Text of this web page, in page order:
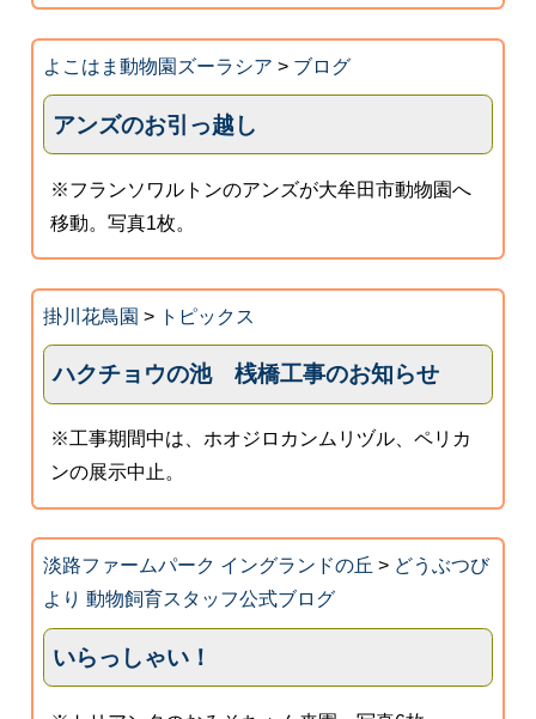
よこはま動物園ズーラシア > ブログ
アンズのお引っ越し
※フランソワルトンのアンズが大牟田市動物園へ
移動。写真1枚。
掛川花鳥園 > トピックス
ハクチョウの池 桟橋工事のお知らせ
※工事期間中は、ホオジロカンムリヅル、ペリカ
ンの展示中止。
淡路ファームパーク イングランドの丘 > どうぶつび
より 動物飼育スタッフ公式ブログ
いらっしゃい！